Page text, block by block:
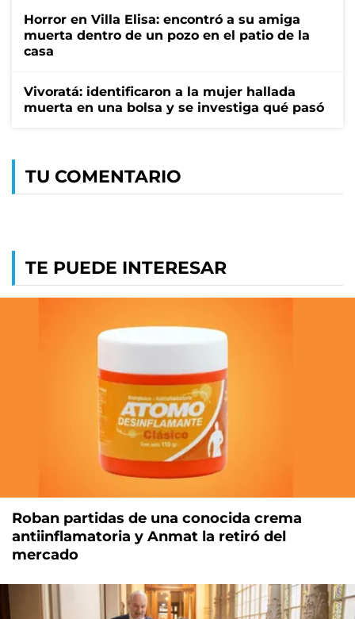
Horror en Villa Elisa: encontró a su amiga
muerta dentro de un pozo en el patio de la
casa
Vivoratá: identificaron a la mujer hallada
muerta en una bolsa y se investiga qué pasó
TU COMENTARIO
TE PUEDE INTERESAR
Roban partidas de una conocida crema
antiinflamatoria y Anmat la retiró del
mercado